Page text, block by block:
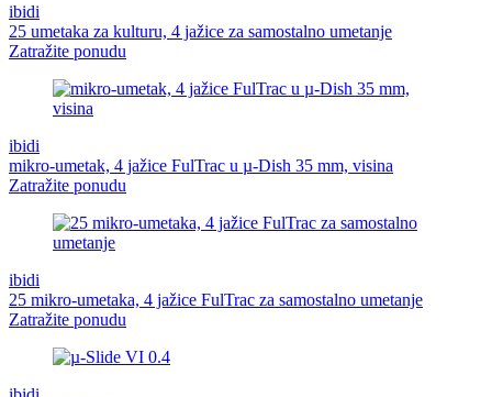
ibidi
25 umetaka za kulturu, 4 jažice za samostalno umetanje
Zatražite ponudu
ibidi
mikro-umetak, 4 jažice FulTrac u µ-Dish 35 mm, visina
Zatražite ponudu
ibidi
25 mikro-umetaka, 4 jažice FulTrac za samostalno umetanje
Zatražite ponudu